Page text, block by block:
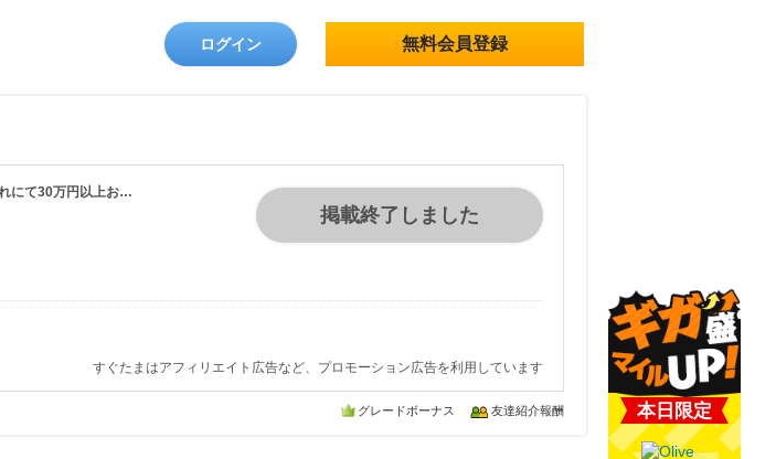
ログイン 無料会員登録
新規カードローン申込み後、30日以内に初回借入れにて30万円以上お借入れいただくこと
掲載終了しました
すぐたまはアフィリエイト広告など、プロモーション広告を利用しています
グレードボーナス 友達紹介報酬 本日限定